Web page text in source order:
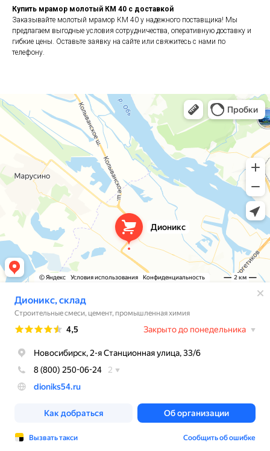
Купить мрамор молотый КМ 40 с доставкой
Заказывайте молотый мрамор КМ 40 у надежного поставщика! Мы
предлагаем выгодные условия сотрудничества, оперативную доставку и
гибкие цены. Оставьте заявку на сайте или свяжитесь с нами по
телефону.